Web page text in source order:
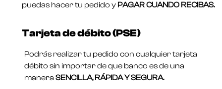
puedas hacer tu pedido y PAGAR CUANDO RECIBAS.
Tarjeta de débito (PSE)
Podrás realizar tu pedido con cualquier tarjeta
débito sin importar de que banco es de una
manera SENCILLA, RÁPIDA Y SEGURA.